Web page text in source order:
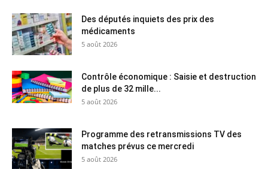
Des députés inquiets des prix des
médicaments
5 août 2026
Contrôle économique : Saisie et destruction
de plus de 32 mille...
5 août 2026
Programme des retransmissions TV des
matches prévus ce mercredi
5 août 2026